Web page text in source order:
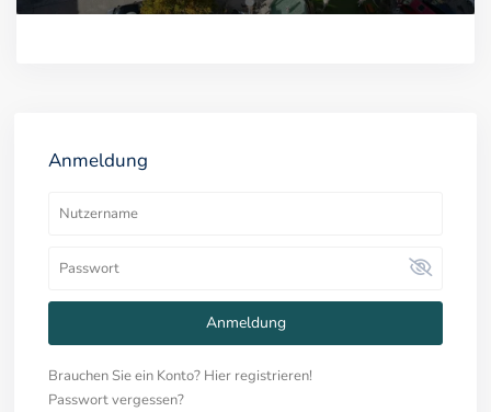
Anmeldung
Anmeldung
Brauchen Sie ein Konto? Hier registrieren!
Passwort vergessen?